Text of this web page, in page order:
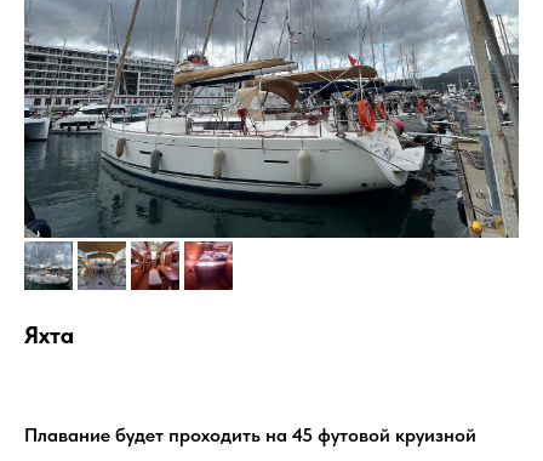
Яхта
Плавание будет проходить на 45 футовой круизной